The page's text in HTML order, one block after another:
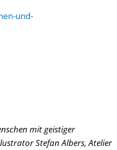
und-
mit geistiger
Stefan Albers, Atelier